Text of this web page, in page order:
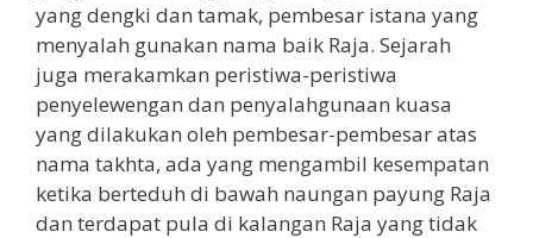
yang dengki dan tamak, pembesar istana yang
menyalah gunakan nama baik Raja. Sejarah
juga merakamkan peristiwa-peristiwa
penyelewengan dan penyalahgunaan kuasa
yang dilakukan oleh pembesar-pembesar atas
nama takhta, ada yang mengambil kesempatan
ketika berteduh di bawah naungan payung Raja
dan terdapat pula di kalangan Raja yang tidak